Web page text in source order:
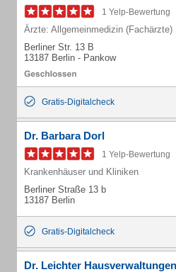
1 Yelp-Bewertung
Ärzte: Allgemeinmedizin (Fachärzte)
Berliner Str. 13 B
13187 Berlin - Pankow
Gratis-Digitalcheck
Dr. Barbara Dorl
1 Yelp-Bewertung
Krankenhäuser und Kliniken
Berliner Straße 13 b
13187 Berlin
Gratis-Digitalcheck
Dr. Leichter Hausverwaltungen